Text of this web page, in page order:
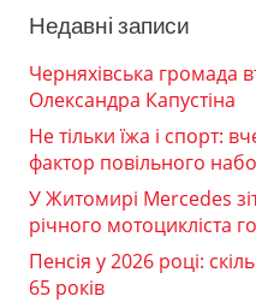
Недавні записи
Черняхівська громада
Олександра Капустіна
Не тільки їжа і спорт:
фактор повільного
У Житомирі Mercedes
річного мотоцикліста
Пенсія у 2026 році:
65 років